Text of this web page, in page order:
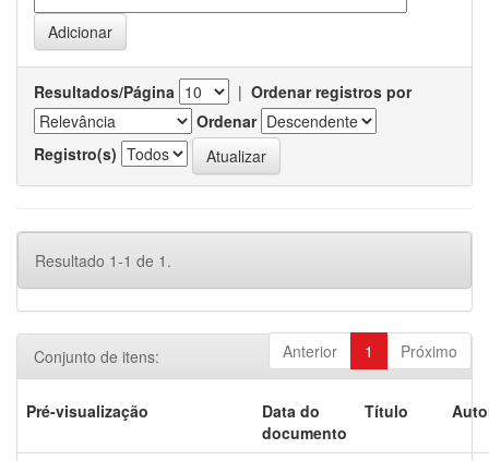
Resultados/Página | Ordenar registros por
Ordenar
Registro(s)
Resultado 1-1 de 1.
Anterior 1 Próximo
Conjunto de itens:
Pré-visualização
Data do
documento
Título